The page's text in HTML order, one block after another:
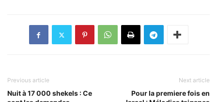
Previous article
Nuit à 17 000 shekels : Ce
Next article
Pour la premiere fois en